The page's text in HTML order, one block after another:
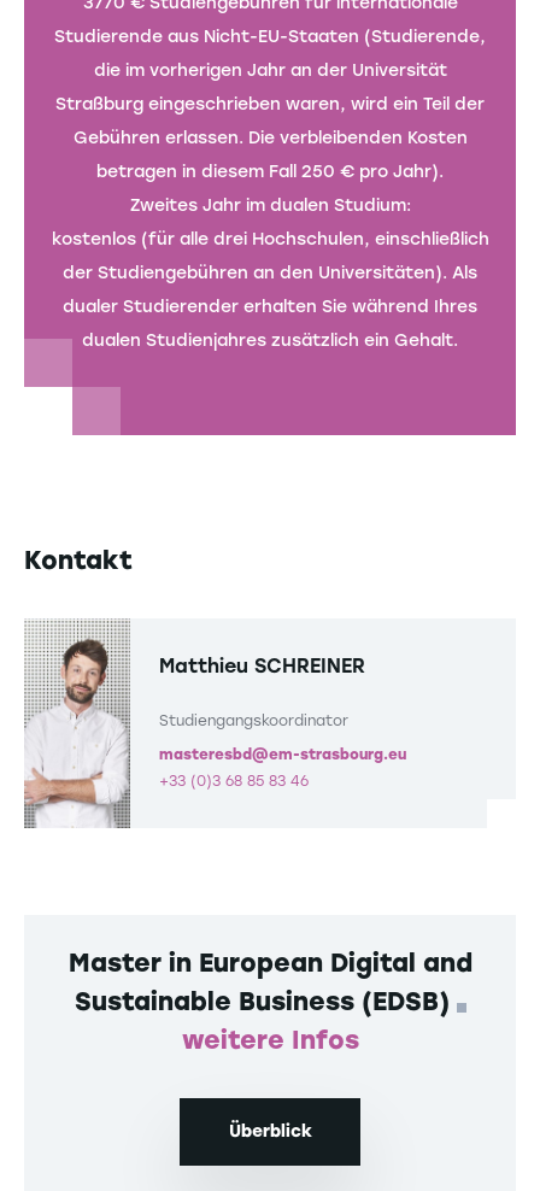
Studierende aus Nicht-EU-Staaten (Studierende,
die im vorherigen Jahr an der Universität
Straßburg eingeschrieben waren, wird ein Teil der
Gebühren erlassen. Die verbleibenden Kosten
betragen in diesem Fall 250 € pro Jahr).
Zweites Jahr im dualen Studium:
kostenlos (für alle drei Hochschulen, einschließlich
der Studiengebühren an den Universitäten). Als
dualer Studierender erhalten Sie während Ihres
dualen Studienjahres zusätzlich ein Gehalt.
Kontakt
Matthieu SCHREINER
Studiengangskoordinator
masteresbd@em-strasbourg.eu
+33 (0)3 68 85 83 46
Master in European Digital and
Sustainable Business (EDSB)
weitere Infos
Überblick